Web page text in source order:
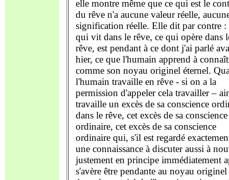
elle montre même que ce qui est le
du rêve n'a aucune valeur réelle,
signification réelle. Elle dit par contre :
qui vit dans le rêve, ce qui opère dans
rêve, est pendant à ce dont j'ai parlé
hier, ce que l'humain apprend à
comme son noyau originel éternel.
l'humain travaille en rêve - si on a la
permission d'appeler cela travailler –
travaille un excès de sa conscience
dans le rêve, cet excès de sa conscience
ordinaire, cet excès de sa conscience
ordinaire qui, s'il est regardé
une connaissance à discuter aussi à
justement en principe immédiatement
s'avère être pendante au noyau originel